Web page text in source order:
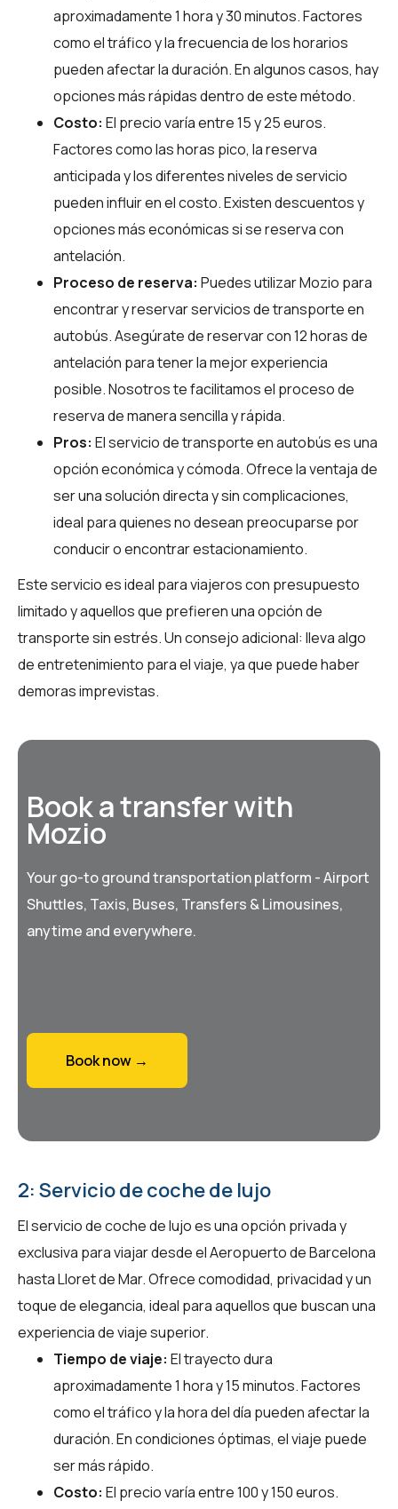
aproximadamente 1 hora y 30 minutos. Factores
como el tráfico y la frecuencia de los horarios
pueden afectar la duración. En algunos casos, hay
opciones más rápidas dentro de este método.
Costo: El precio varía entre 15 y 25 euros.
Factores como las horas pico, la reserva
anticipada y los diferentes niveles de servicio
pueden influir en el costo. Existen descuentos y
opciones más económicas si se reserva con
antelación.
Proceso de reserva: Puedes utilizarMozio para
encontrar y reservar servicios de transporte en
autobús. Asegúrate de reservar con 12 horas de
antelación para tener la mejor experiencia
posible. Nosotros te facilitamos el proceso de
reserva de manera sencilla y rápida.
Pros: El servicio de transporte en autobús es una
opción económica y cómoda. Ofrece la ventaja de
ser una solución directa y sin complicaciones,
ideal para quienes no desean preocuparse por
conducir o encontrar estacionamiento.
Este servicio es ideal para viajeros con presupuesto
limitado y aquellos que prefieren una opción de
transporte sin estrés. Un consejo adicional: lleva algo
de entretenimiento para el viaje, ya que puede haber
demoras imprevistas.
Book a transfer with
Mozio
Your go-to ground transportation platform - Airport
Shuttles, Taxis, Buses, Transfers & Limousines,
anytime and everywhere.
Book now →
2: Servicio de coche de lujo
El servicio de coche de lujo es una opción privada y
exclusiva para viajar desde el Aeropuerto de Barcelona
hasta Lloret de Mar. Ofrece comodidad, privacidad y un
toque de elegancia, ideal para aquellos que buscan una
experiencia de viaje superior.
Tiempo de viaje: El trayecto dura
aproximadamente 1 hora y 15 minutos. Factores
como el tráfico y la hora del día pueden afectar la
duración. En condiciones óptimas, el viaje puede
ser más rápido.
Costo: El precio varía entre 100 y 150 euros.